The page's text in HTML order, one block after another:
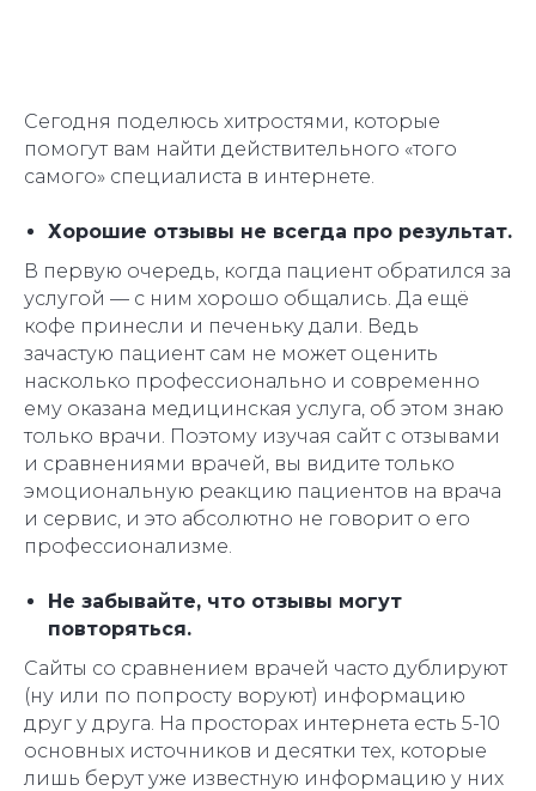
Сегодня поделюсь хитростями, которые
помогут вам найти действительного «того
самого» специалиста в интернете.
Хорошие отзывы не всегда про результат.
В первую очередь, когда пациент обратился за
услугой — с ним хорошо общались. Да ещё
кофе принесли и печеньку дали. Ведь
зачастую пациент сам не может оценить
насколько профессионально и современно
ему оказана медицинская услуга, об этом знаю
только врачи. Поэтому изучая сайт с отзывами
и сравнениями врачей, вы видите только
эмоциональную реакцию пациентов на врача
и сервис, и это абсолютно не говорит о его
профессионализме.
Не забывайте, что отзывы могут
повторяться.
Сайты со сравнением врачей часто дублируют
(ну или по попросту воруют) информацию
друг у друга. На просторах интернета есть 5-10
основных источников и десятки тех, которые
лишь берут уже известную информацию у них